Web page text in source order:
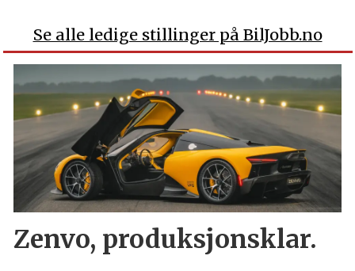
Se alle ledige stillinger på BilJobb.no
Zenvo, produksjonsklar.